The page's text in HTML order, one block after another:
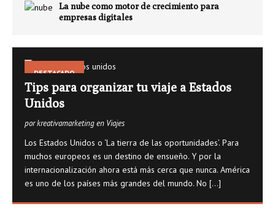
La nube como motor de crecimiento para
empresas digitales
DESTACADO
Tips para organizar tu viaje a Estados
Unidos
por kreativamarketing en Viajes
Los Estados Unidos o ‘La tierra de las oportunidades’. Para
muchos europeos es un destino de ensueño. Y por la
internacionalización ahora está más cerca que nunca. América
es uno de los países más grandes del mundo. No [...]